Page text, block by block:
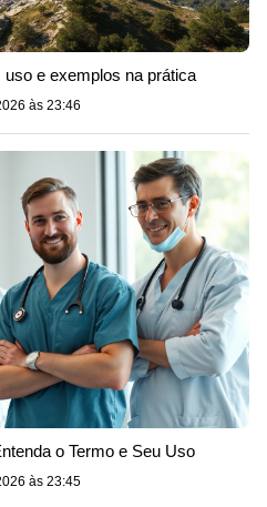
e exemplos na prática
às 23:46
o Termo e Seu Uso
às 23:45